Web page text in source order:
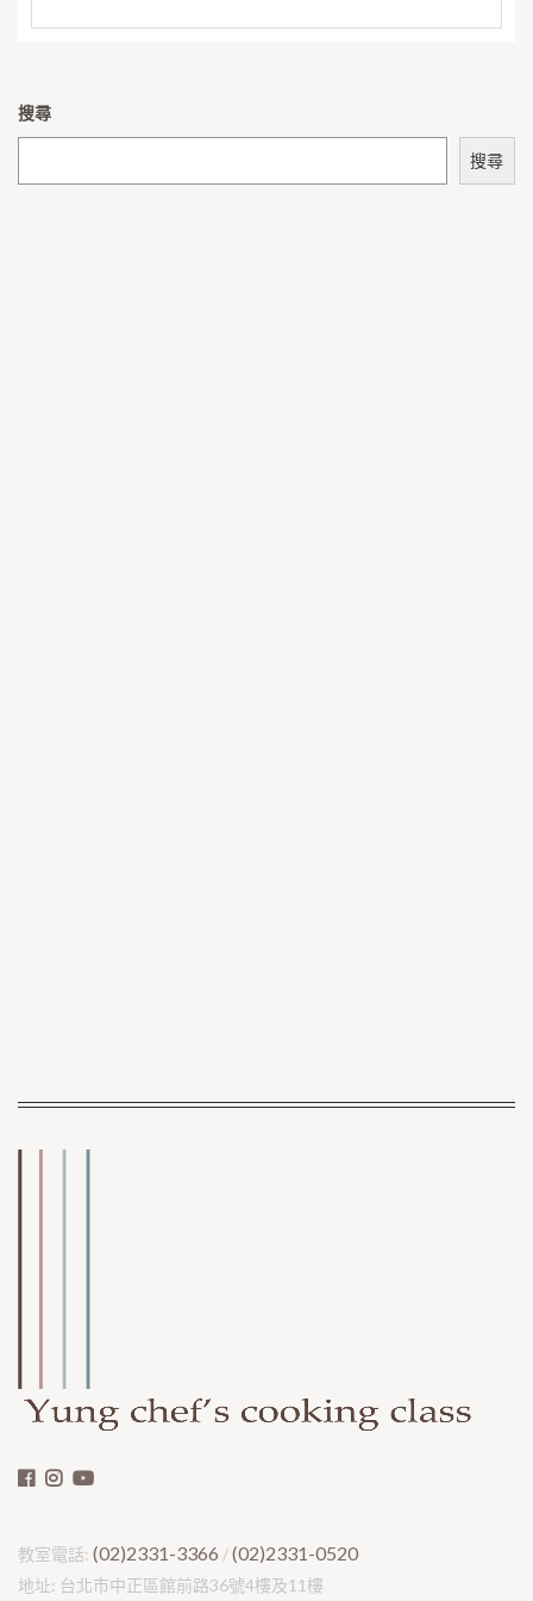
搜尋
搜尋
教室電話: (02)2331-3366 /(02)2331-0520
地址: 台北市中正區館前路36號4樓及11樓